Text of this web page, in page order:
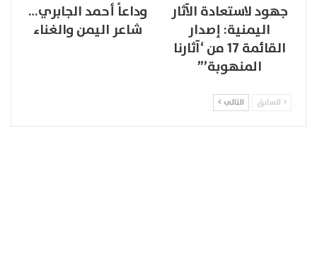
جهود لاستعادة الآثار
اليمنية: إصدار
القائمة 17 من ‘آثارنا
المنهوبة’”
وداعاً أحمد الجابري…
شاعر اليمن والغناء
السابق التالي